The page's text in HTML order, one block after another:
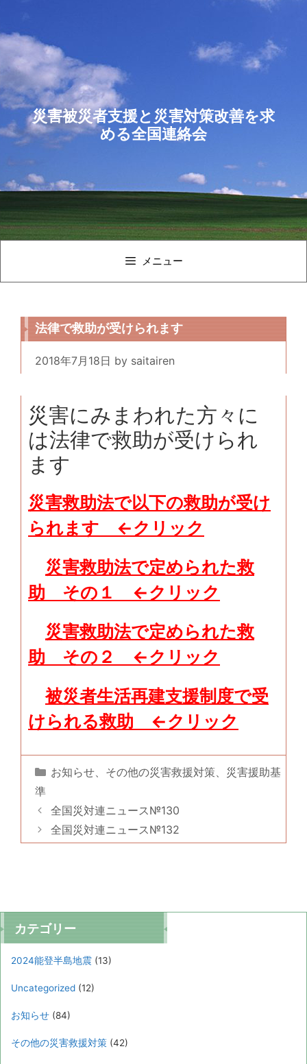
テ
ツ
へ
ス
キ
ッ
災害被災者支援と災害対策改善を求
める全国連絡会
メニュー
法律で救助が受けられます
2018年7月18日 by saitairen
災害にみまわれた方々に
は法律で救助が受けられ
ます
災害救助法で以下の救助が受け
られます ←クリック
災害救助法で定められた救
助 その１
←クリック
災害救助法で定められた救
助 その２
←クリック
被災者生活再建支援制度で受
けられる救助 ←クリック
カ
ゴ
リ
ー
お知らせ、 その他の災害救援対策、 災害援助基
準
全国災対連ニュース№130
全国災対連ニュース№132
カテゴリー
2024能登半島地震 (13)
Uncategorized (12)
お知らせ (84)
その他の災害救援対策 (42)